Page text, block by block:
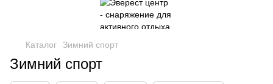
Каталог Зимний спорт
Зимний спорт